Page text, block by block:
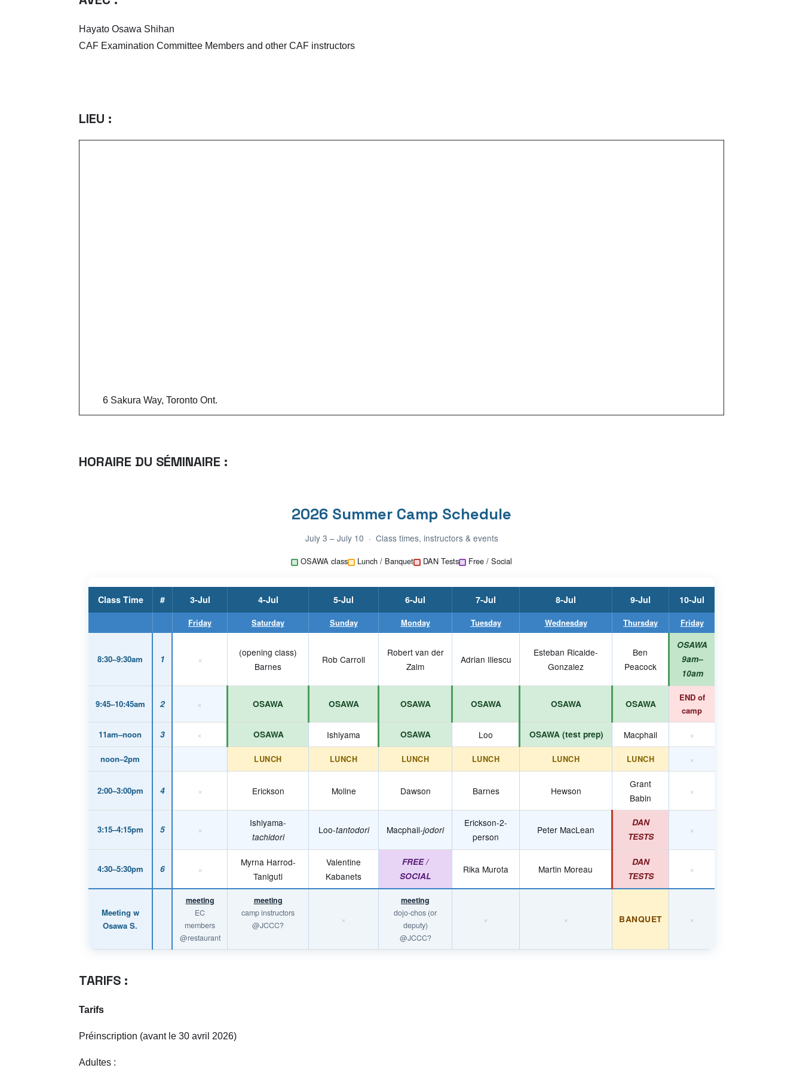
Hayato Osawa Shihan
CAF Examination Committee Members and other CAF instructors
LIEU :
6 Sakura Way, Toronto Ont.
HORAIRE DU SÉMINAIRE :
2026 Summer Camp Schedule
July 3 – July 10 · Class times, instructors & events
OSAWA class Lunch / Banquet DAN Tests Free / Social
Class Time # 3-Jul 4-Jul 5-Jul 6-Jul 7-Jul 8-Jul 9-Jul 10-Jul
Friday Saturday Sunday Monday Tuesday Wednesday Thursday Friday
8:30–9:30am 1 ×
(opening class)
Barnes
Rob Carroll
Robert van der
Zalm
Adrian Iliescu
Esteban Ricalde-
Gonzalez
Ben
Peacock
OSAWA
9am–
10am
9:45–10:45am 2 × OSAWA OSAWA OSAWA OSAWA OSAWA OSAWA
END of
camp
11am–noon 3 × OSAWA Ishiyama OSAWA Loo OSAWA (test prep) Macphail ×
noon–2pm LUNCH LUNCH LUNCH LUNCH LUNCH LUNCH ×
2:00–3:00pm 4 × Erickson Moline Dawson Barnes Hewson
Grant
Babin
×
3:15–4:15pm 5 ×
Ishiyama-
tachidori
Loo-tantodori Macphail-jodori
Erickson-2-
person
Peter MacLean
DAN
TESTS
×
4:30–5:30pm 6 ×
Myrna Harrod-
Taniguti
Valentine
Kabanets
FREE /
SOCIAL
Rika Murota Martin Moreau
DAN
TESTS
×
Meeting w
Osawa S.
meeting
EC
members
@restaurant
meeting
camp instructors
@JCCC?
×
meeting
dojo-chos (or
deputy)
@JCCC?
× × BANQUET ×
TARIFS :
Tarifs
Préinscription (avant le 30 avril 2026)
Adultes :